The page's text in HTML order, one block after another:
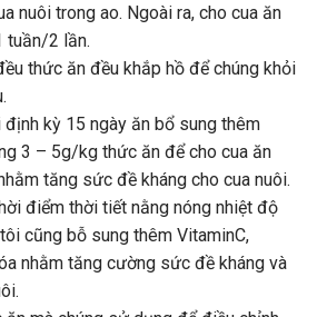
nuôi trong ao. Ngoài ra, cho cua ăn
tuần/2 lần.
thức ăn đều khắp hồ để chúng khỏi
định kỳ 15 ngày ăn bổ sung thêm
3 – 5g/kg thức ăn để cho cua ăn
tăng sức đề kháng cho cua nuôi.
điểm thời tiết nằng nóng nhiệt độ
cũng bỗ sung thêm VitaminC,
nhằm tăng cường sức đề kháng và